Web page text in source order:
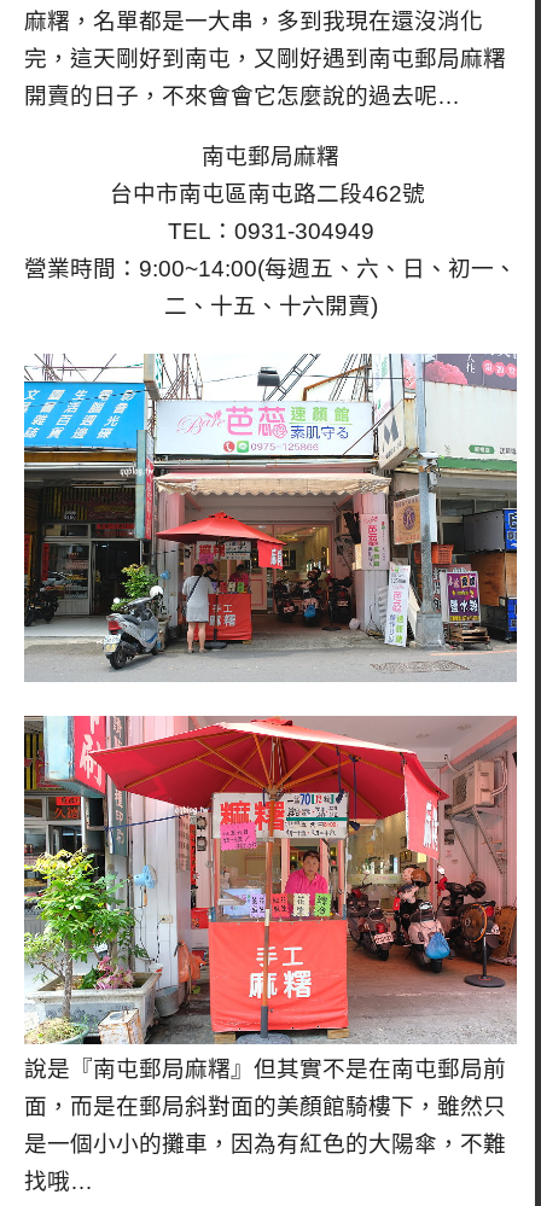
麻糬，名單都是一大串，多到我現在還沒消化
完，這天剛好到南屯，又剛好遇到南屯郵局麻糬
開賣的日子，不來會會它怎麼說的過去呢…
南屯郵局麻糬
台中市南屯區南屯路二段462號
TEL：0931-304949
營業時間：9:00~14:00(每週五、六、日、初一、
二、十五、十六開賣)
說是『南屯郵局麻糬』但其實不是在南屯郵局前
面，而是在郵局斜對面的美顏館騎樓下，雖然只
是一個小小的攤車，因為有紅色的大陽傘，不難
找哦…